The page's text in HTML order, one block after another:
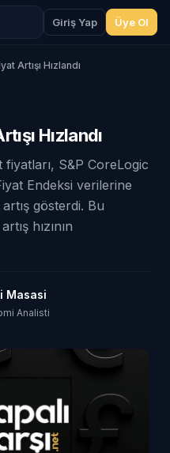
Giriş Yap Üye Ol
Artışı Hızlandı
Hızlandı
S&P CoreLogic
Endeksi verilerine
gösterdi. Bu
hızının
Masasi
Analisti